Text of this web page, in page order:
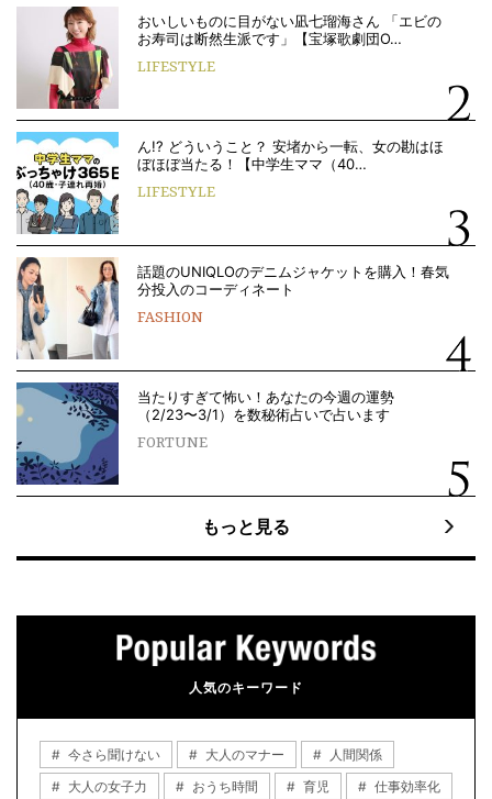
おいしいものに目がない凪七瑠海さん 「エビの
お寿司は断然生派です」【宝塚歌劇団O…
LIFESTYLE
ん!? どういうこと？ 安堵から一転、女の勘はほ
ぼほぼ当たる！【中学生ママ（40…
LIFESTYLE
話題のUNIQLOのデニムジャケットを購入！春気
分投入のコーディネート
FASHION
当たりすぎて怖い！あなたの今週の運勢
（2/23〜3/1）を数秘術占いで占います
FORTUNE
もっと見る
人気のキーワード
今さら聞けない 大人のマナー
人間関係
大人の女子力
おうち時間 育児
仕事効率化